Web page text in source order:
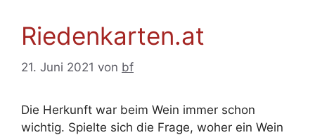
Riedenkarten.at
21. Juni 2021 von bf
Die Herkunft war beim Wein immer schon
wichtig. Spielte sich die Frage, woher ein Wein